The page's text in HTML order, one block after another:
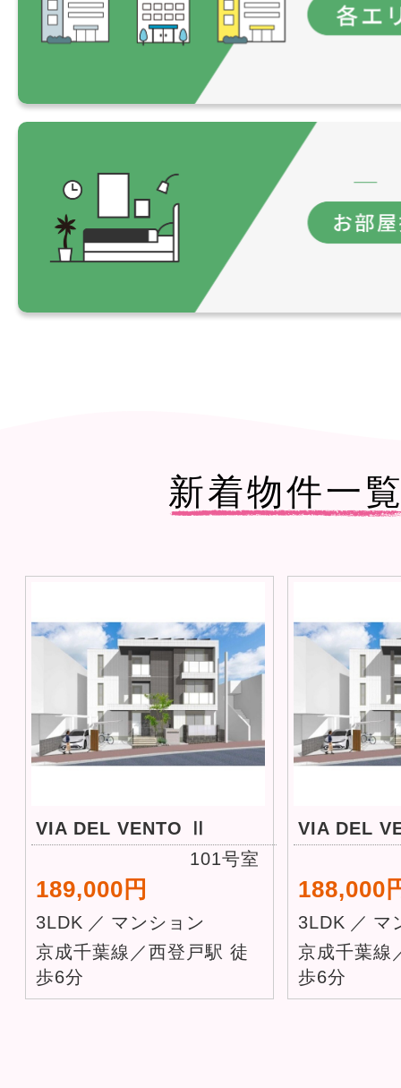
新着物件一
VIA DEL VENTO Ⅱ
101号室
189,000円
3LDK ／ マンション
京成千葉線／西登戸駅 徒
歩6分
VIA DEL
188,000
3LDK ／ マ
京成千葉線
歩6分